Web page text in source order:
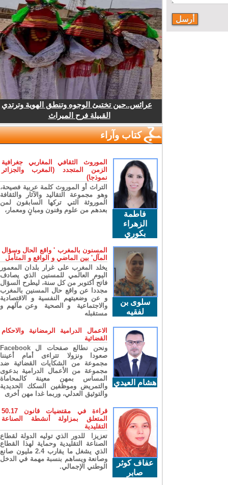
عرائس..حين تختبئ الوجوه وتنطق الهوية وترتدي
القبيلة فرح الميراث
كتاب وآراء
فاطمة
الزهراء
بكوري
الموروث الثقافي المغاربي جغرافية
الزمن المتجدد (المغرب والجزائر
نموذجا)
التراث أو الموروث كلمة عربية فصيحة،
وهو مجموعة التقاليد والآثار والثقافة
الموروثة التي تركها السابقون لمن
بعدهم من علوم وفنون ومبانٍ ومعمار،
سلوى بن
لفقيه
المسنون بالمغرب ' واقع الحال وسؤال
المآل' بين الماضي و الواقع و المتأمل
يخلد المغرب على غرار بلدان المعمور
اليوم العالمي للمسنين الذي يصادف
فاتح أكتوبر من كل سنة، ليطرح السؤال
مجددا عن واقع حال المسنين بالمغرب
و عن وضعيتهم النفسية و الاقتصادية
والاجتماعية و الصحية وعن مآلهم و
مستقبله
هشام العيدي
الاعمال الدرامية الرمضانية والاحكام
القضائية
ونحن نطالع صفحات ال Facebook
صعودا ونزولا تتراءى أمام أعيننا
مجموعة من الشكايات القضائية ضد
مجموعة من الأعمال الدرامية بدعوى
المساس بمهن معينة كالمحاماة
والتمريض وموظفين السكك الحديدية
والتوثيق العدلي، وربما غدا مهن أخرى
عفاف كوثر
صابر
قراءة في مقتضيات قانون 50.17
المتعلق بمزاولة أنشطة الصناعة
التقليدية
تعزيزا للدور الذي توليه الدولة لقطاع
الصناعة التقليدية وحماية لهذا القطاع
الذي يشغل ما يقارب 2.4 مليون صانع
وصانعة ويساهم بنسبة مهمة في الدخل
الوطني الإجمالي.